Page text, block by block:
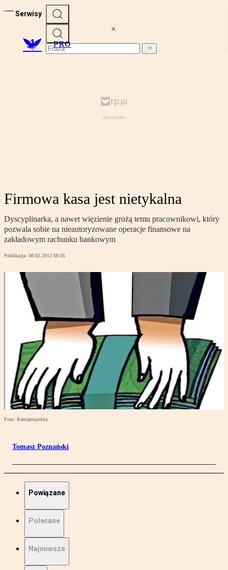
Serwisy
PRO
Firmowa kasa jest nietykalna
Dyscyplinarka, a nawet więzienie grożą temu pracownikowi, który
pozwala sobie na nieautoryzowane operacje finansowe na
zakładowym rachunku bankowym
Publikacja: 08.02.2012 08:05
Foto: Rzeczpospolita
Tomasz Poznański
Powiązane
Polecane
Najnowsze